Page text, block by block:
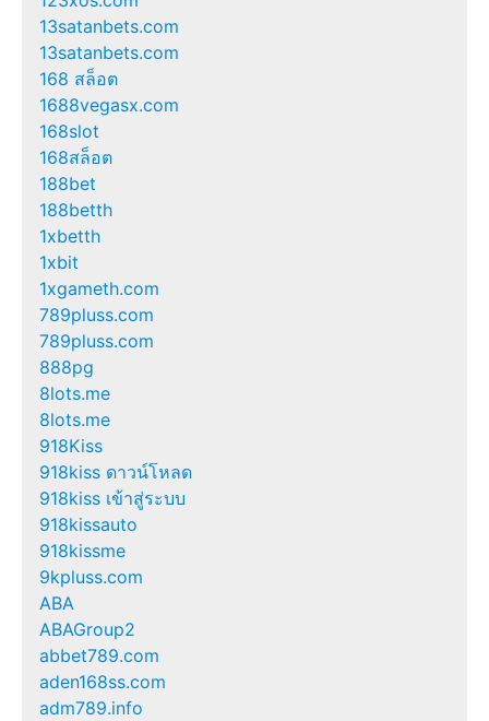
13satanbets.com
13satanbets.com
168 สล็อต
1688vegasx.com
168slot
168สล็อต
188bet
188betth
1xbetth
1xbit
1xgameth.com
789pluss.com
789pluss.com
888pg
8lots.me
8lots.me
918Kiss
918kiss ดาวน์โหลด
918kiss เข้าสู่ระบบ
918kissauto
918kissme
9kpluss.com
ABA
ABAGroup2
abbet789.com
aden168ss.com
adm789.info